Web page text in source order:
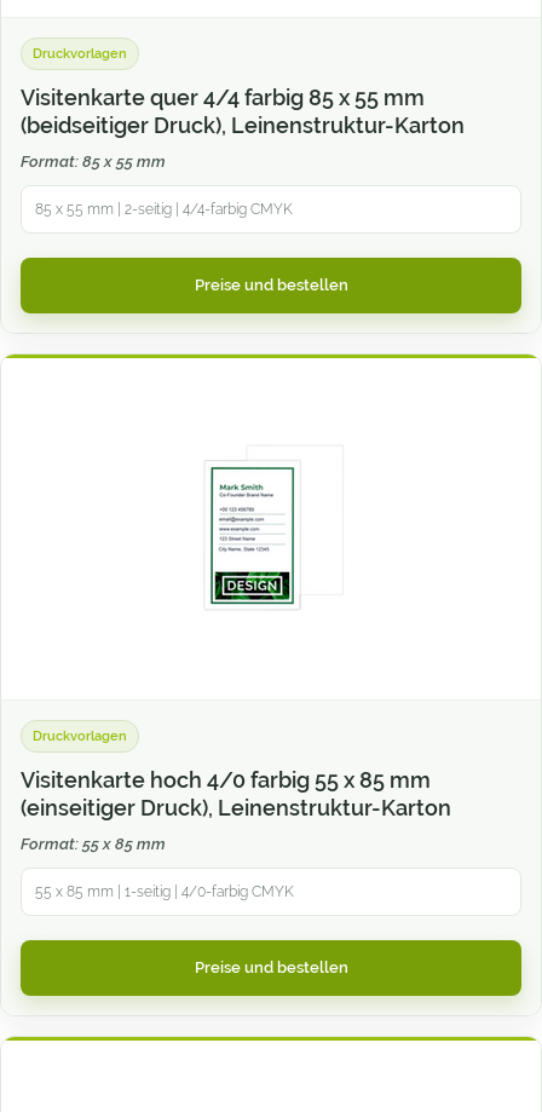
Druckvorlagen
Visitenkarte quer 4/4 farbig 85 x 55 mm
(beidseitiger Druck), Leinenstruktur-Karton
Format: 85 x 55 mm
85 x 55 mm | 2-seitig | 4/4-farbig CMYK
Preise und bestellen
Druckvorlagen
Visitenkarte hoch 4/0 farbig 55 x 85 mm
(einseitiger Druck), Leinenstruktur-Karton
Format: 55 x 85 mm
55 x 85 mm | 1-seitig | 4/0-farbig CMYK
Preise und bestellen